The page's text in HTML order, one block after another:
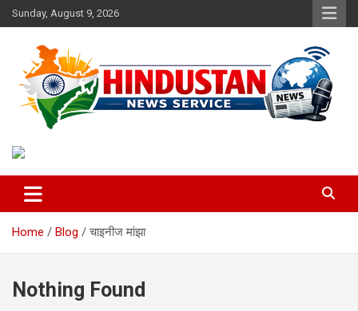
Skip
to
Sunday, August 9, 2026
Hindustan News Service
Home Blog चाइनीज मांझा
Nothing Found